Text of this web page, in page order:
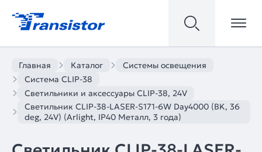
Главная Каталог
Системы освещения
Система CLIP-38
Светильники и аксессуары CLIP-38, 24V
Светильник CLIP-38-LASER-S171-6W Day4000 (BK, 36
deg, 24V) (Arlight, IP40 Металл, 3 года)